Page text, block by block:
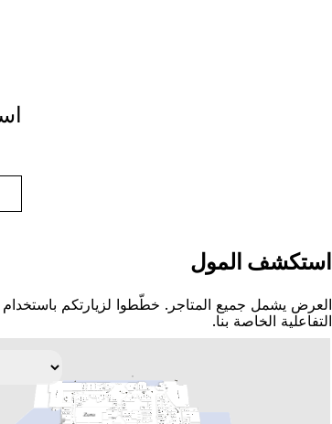
اﺳﺘﻜﺸﻒ اﻟﻤﻮﻝ
اﻟﻌﺮﺽ ﻳﺸﻤﻞ ﺟﻤﻴﻊ اﻟﻤﺘﺎﺟﺮ. ﺧﻄّﻄﻮا ﻟﺰﻳﺎﺭﺗﻜﻢ ﺑﺎﺳﺘﺨﺪاﻡ
اﻟﺘﻔﺎﻋﻠﻴﺔ اﻟﺨﺎﺻﺔ ﺑﻨﺎ.